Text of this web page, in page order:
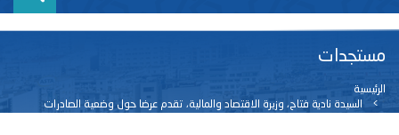
مستجدات
الرئيسية
السيدة نادية فتاح، وزيرة الاقتصاد والمالية، تقدم عرضا حول وضعية الصادرات